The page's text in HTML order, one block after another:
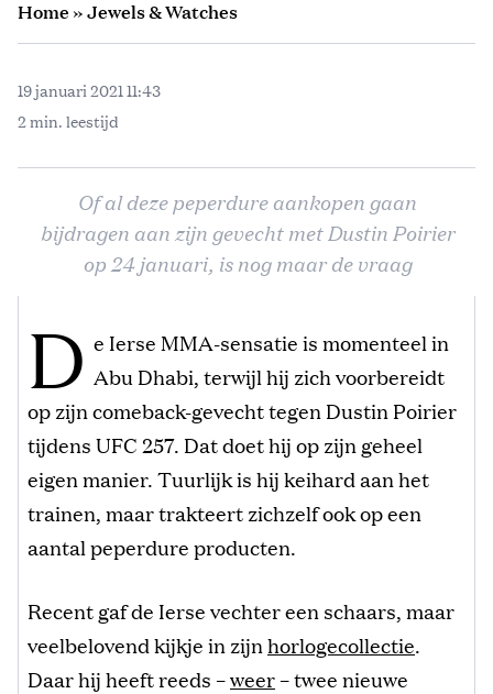
Home»Jewels & Watches
19 januari 2021 11:43
2 min. leestijd
Of al deze peperdure aankopen gaan
bijdragen aan zijn gevecht met Dustin Poirier
op 24 januari, is nog maar de vraag
D e Ierse MMA-sensatie is momenteel in
Abu Dhabi, terwijl hij zich voorbereidt
op zijn comeback-gevecht tegen Dustin Poirier
tijdens UFC 257. Dat doet hij op zijn geheel
eigen manier. Tuurlijk is hij keihard aan het
trainen, maar trakteert zichzelf ook op een
aantal peperdure producten.
Recent gaf de Ierse vechter een schaars, maar
veelbelovend kijkje in zijnhorlogecollectie.
Daar hij heeft reeds –weer– twee nieuwe